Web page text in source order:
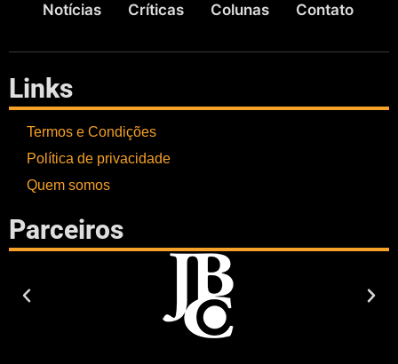
Notícias Críticas Colunas Contato
Links
Termos e Condições
Política de privacidade
Quem somos
Parceiros